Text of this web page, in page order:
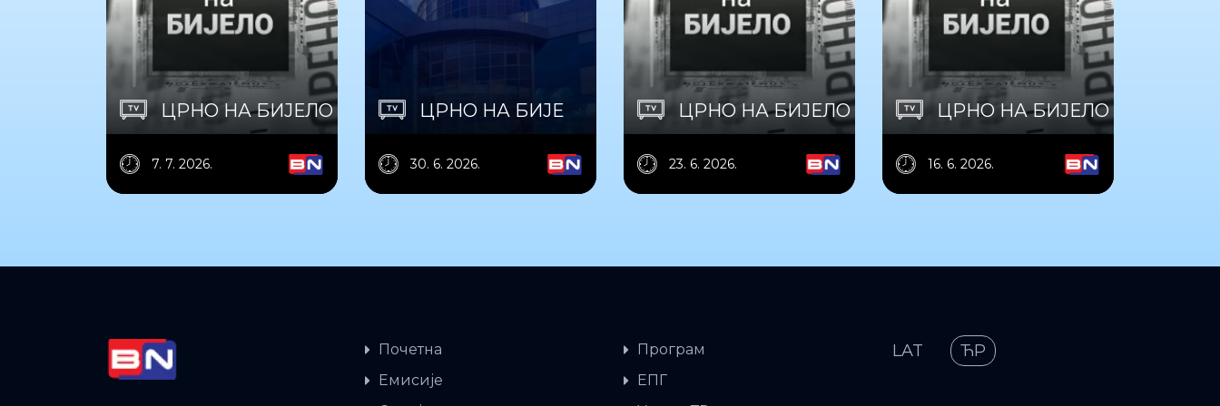
ЦРНО НА БИЈЕЛО
7. 7. 2026.
ЦРНО НА БИЈЕ
30. 6. 2026.
ЦРНО НА БИЈЕЛО
23. 6. 2026.
ЦРНО НА БИЈЕЛО
16. 6. 2026.
Почетна
Емисије
Програм
ЕПГ
LAT ЋР